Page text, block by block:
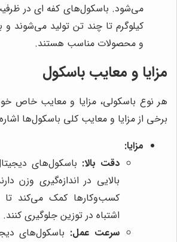
می‌شود. باسکول‌های کفه ای در
کیلوگرم تا چند تن تولید می‌شوند و
و محصولات مناسب هستند.
مزایا و معایب باسکول
هر نوع باسکولی، مزایا و معایب خاص خود
برخی از مزایا و معایب کلی باسکول‌ها
مزایا:
دقت بالا: باسکول‌های
بالایی در اندازه‌گیری وزن
کسب‌وکارها کمک می‌کند تا
اشتباه در توزین جلوگیری کنند.
سرعت عمل: باسکول‌های